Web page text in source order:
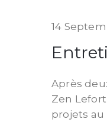
14
Après
Zen
projets au